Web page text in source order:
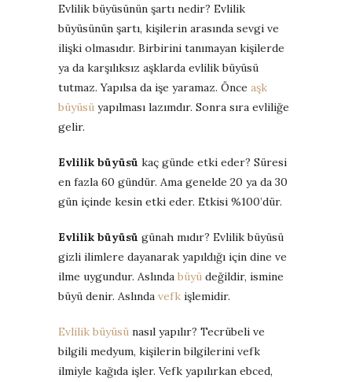
Evlilik büyüsünün şartı nedir? Evlilik
büyüsünün şartı, kişilerin arasında sevgi ve
ilişki olmasıdır. Birbirini tanımayan kişilerde
ya da karşılıksız aşklarda evlilik büyüsü
tutmaz. Yapılsa da işe yaramaz. Önce aşk
büyüsü yapılması lazımdır. Sonra sıra evliliğe
gelir.
Evlilik büyüsü kaç günde etki eder? Süresi
en fazla 60 gündür. Ama genelde 20 ya da 30
gün içinde kesin etki eder. Etkisi %100’dür.
Evlilik büyüsü günah mıdır? Evlilik büyüsü
gizli ilimlere dayanarak yapıldığı için dine ve
ilme uygundur. Aslında büyü değildir, ismine
büyü denir. Aslında vefk işlemidir.
Evlilik büyüsü nasıl yapılır? Tecrübeli ve
bilgili medyum, kişilerin bilgilerini vefk
ilmiyle kağıda işler. Vefk yapılırkan ebced,